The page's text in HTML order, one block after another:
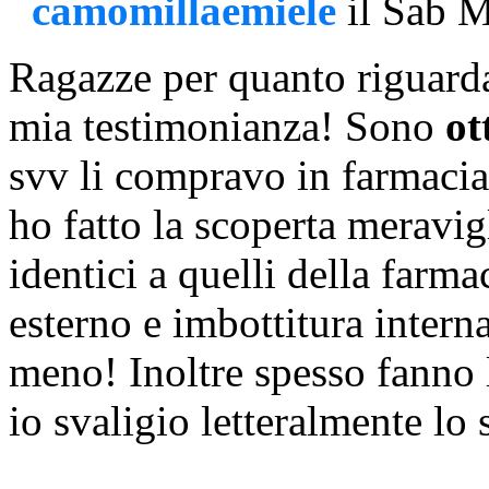
camomillaemiele il Sab
Ragazze per quanto
mia testimonianza! Sono
svv li compravo in
ho fatto la scoperta
identici a quelli della
esterno e imbottitura
meno! Inoltre spesso
io svaligio letteralmente lo